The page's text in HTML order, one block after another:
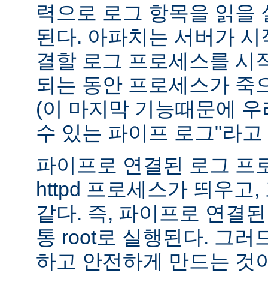
력으로 로그 항목을 읽을
된다. 아파치는 서버가
결할 로그 프로세스를 시
되는 동안 프로세스가 죽
(이 마지막 기능때문에
수 있는 파이프 로그"라
파이프로 연결된 로그 프
httpd 프로세스가 띄우고
같다. 즉, 파이프로 연결
통 root로 실행된다. 그러
하고 안전하게 만드는 것